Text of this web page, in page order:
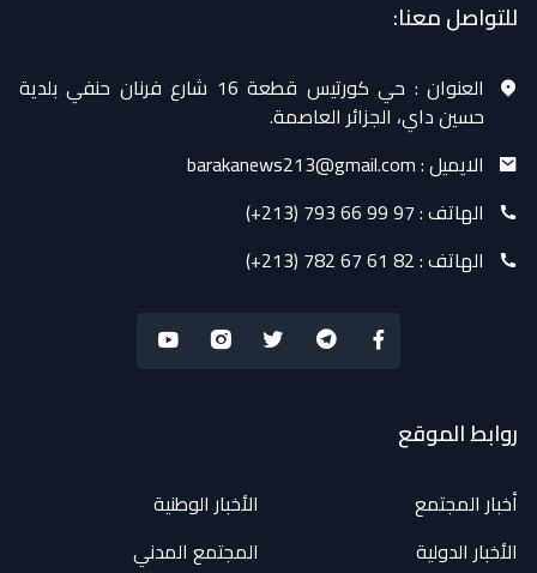
للتواصل معنا:
العنوان :
حي كورتيس قطعة 16 شارع فرنان حنفي بلدية
حسين داي، الجزائر العاصمة.
الايميل :barakanews213@gmail.com
الهاتف :(+213) 793 66 99 97
الهاتف :(+213) 782 67 61 82
روابط الموقع
أخبار المجتمع
الأخبار الوطنية
الأخبار الدولية
المجتمع المدني